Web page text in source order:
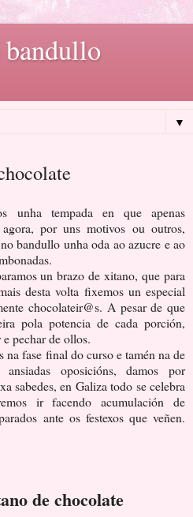
▼
unha tempada en que apenas
por uns motivos ou outros,
bandullo unha oda ao azucre e ao
un brazo de xitano, que para
desta volta fixemos un especial
chocolateir@s. A pesar de que
pola potencia de cada porción,
pechar de ollos.
na fase final do curso e tamén na de
oposicións, damos por
sabedes, en Galiza todo se celebra
ir facendo acumulación de
ante os festexos que veñen.
de chocolate